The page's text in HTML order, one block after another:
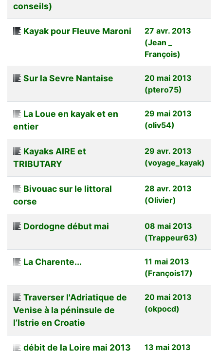
conseils)
Kayak pour Fleuve Maroni
27 avr. 2013
(Jean _
François)
Sur la Sevre Nantaise
20 mai 2013
(ptero75)
La Loue en kayak et en
entier
29 mai 2013
(oliv54)
Kayaks AIRE et
TRIBUTARY
29 avr. 2013
(voyage_kayak)
Bivouac sur le littoral
corse
28 avr. 2013
(Olivier)
Dordogne début mai
08 mai 2013
(Trappeur63)
La Charente...
11 mai 2013
(François17)
Traverser l'Adriatique de
Venise à la péninsule de
l’Istrie en Croatie
20 mai 2013
(okpocd)
débit de la Loire mai 2013
13 mai 2013